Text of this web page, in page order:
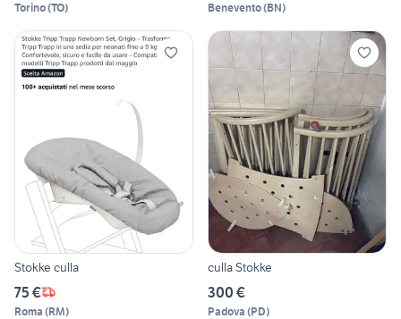
Torino(TO) Benevento(BN)
Stokke culla
75 €
Roma (RM)
culla Stokke
300 €
Padova (PD)